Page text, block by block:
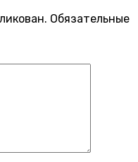
Обязательные